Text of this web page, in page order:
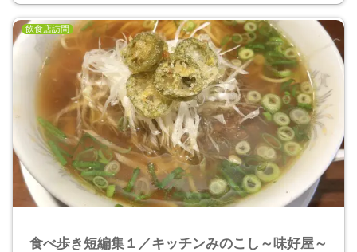
飲食店訪問
食べ歩き短編集１／キッチンみのこし～味好屋～